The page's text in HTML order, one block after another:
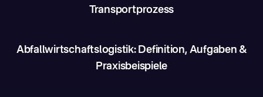
Transportprozess
Abfallwirtschaftslogistik: Definition, Aufgaben &
Praxisbeispiele